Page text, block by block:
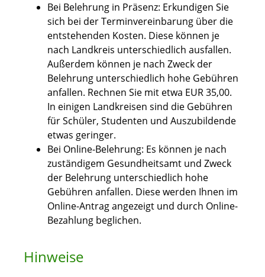
Bei Belehrung in Präsenz: Erkundigen Sie
sich bei der Terminvereinbarung über die
entstehenden Kosten. Diese können je
nach Landkreis unterschiedlich ausfallen.
Außerdem können je nach Zweck der
Belehrung unterschiedlich hohe Gebühren
anfallen. Rechnen Sie mit etwa EUR 35,00.
In einigen Landkreisen sind die Gebühren
für Schüler, Studenten und Auszubildende
etwas geringer.
Bei Online-Belehrung: Es können je nach
zuständigem Gesundheitsamt und Zweck
der Belehrung unterschiedlich hohe
Gebühren anfallen. Diese werden Ihnen im
Online-Antrag angezeigt und durch Online-
Bezahlung beglichen.
Hinweise